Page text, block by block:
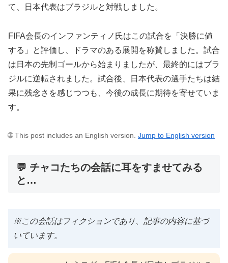
て、日本代表はブラジルと対戦しました。
FIFA会長のインファンティノ氏はこの試合を「決勝に値
する」と評価し、ドラマのある展開を称賛しました。試合
は日本の先制ゴールから始まりましたが、最終的にはブラ
ジルに逆転されました。試合後、日本代表の選手たちは結
果に残念さを感じつつも、今後の成長に期待を寄せていま
す。
🌐 This post includes an English version. Jump to English version
💬 チャコたちの会話に耳をすませてみる
と…
※この会話はフィクションであり、記事の内容に基づ
いています。